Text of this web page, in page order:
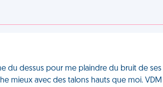
du dessus pour me plaindre du bruit de ses
mieux avec des talons hauts que moi. VDM